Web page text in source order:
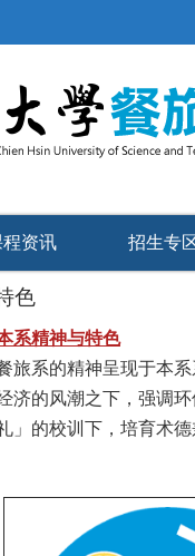
资讯 招生专
色
系精神与特色
旅系的精神呈现于本
济的风潮之下，强调
」的校训下，培育术德